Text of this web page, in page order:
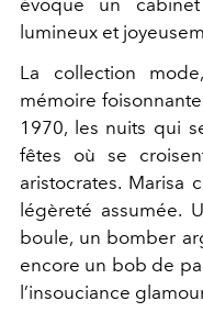
évoque un
lumineux et
La collection
mémoire
1970, les nuits qui
fêtes où se
aristocrates. Marisa
légèreté assumée.
boule, un bomber
encore un bob de
l’insouciance